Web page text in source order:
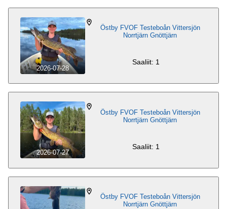
2026-07-28
Östby FVOF Testeboån Vittersjön
Norrtjärn Gnöttjärn
Saaliit: 1
2026-07-27
Östby FVOF Testeboån Vittersjön
Norrtjärn Gnöttjärn
Saaliit: 1
Östby FVOF Testeboån Vittersjön
Norrtjärn Gnöttjärn